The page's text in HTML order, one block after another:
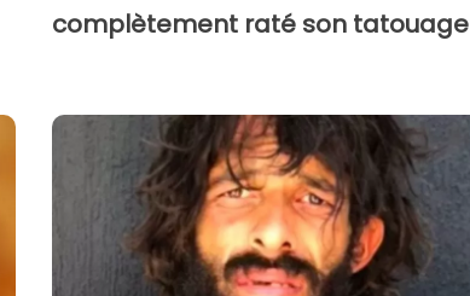
complètement raté son tatouage